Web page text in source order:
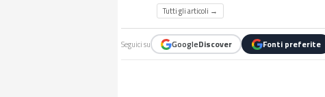
Tutti gli articoli →
Seguici su GoogleDiscover Fonti preferite